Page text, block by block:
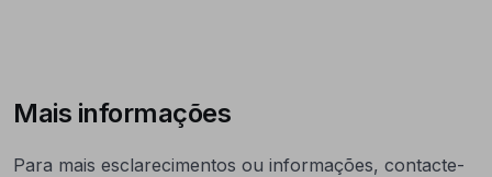
Mais informações
Para mais esclarecimentos ou informações, contacte-